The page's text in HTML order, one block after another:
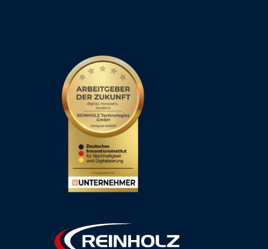
[rcb-
der
EinGeschäftsbereich